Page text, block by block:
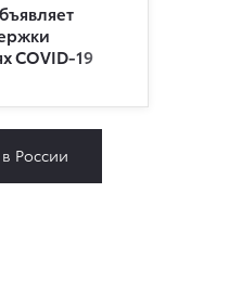
COVID-19
России